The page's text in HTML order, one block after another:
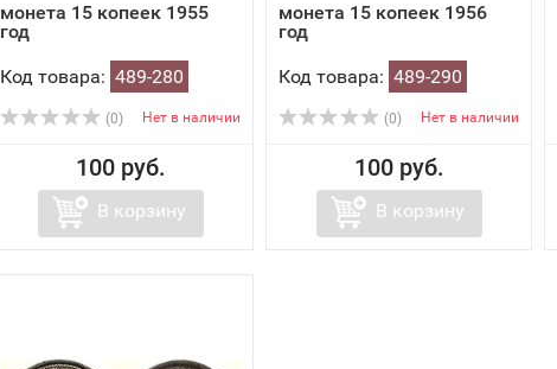
монета 15 копеек 1955
год
Код товара: 489-280
(0) Нет в наличии
100 руб.
В корзину
монета 15 копеек 1956
год
Код товара: 489-290
(0) Нет в наличии
100 руб.
В корзину